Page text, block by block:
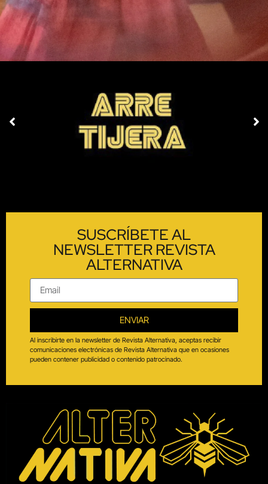
SUSCRÍBETE AL
NEWSLETTER REVISTA
ALTERNATIVA
ENVIAR
Al inscribirte en la newsletter de Revista Alternativa, aceptas recibir
comunicaciones electrónicas de Revista Alternativa que en ocasiones
pueden contener publicidad o contenido patrocinado.